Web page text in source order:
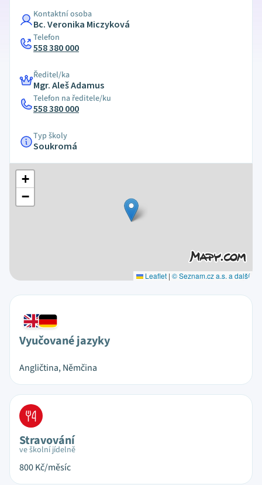
Kontaktní osoba
Bc. Veronika Miczyková
Telefon
558 380 000
Ředitel/ka
Mgr. Aleš Adamus
Telefon na ředitele/ku
558 380 000
Typ školy
Soukromá
+
−
Leaflet | © Seznam.cz a.s. a další
Vyučované jazyky
Angličtina, Němčina
Stravování
ve školní jídelně
800Kč/měsíc